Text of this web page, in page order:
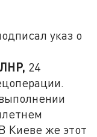
указ о
24
Киеве же этот